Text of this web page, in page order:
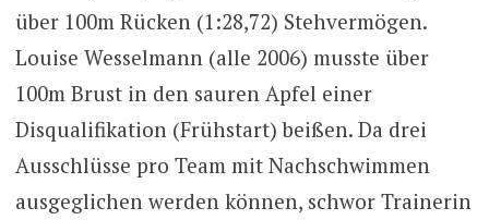
über 100m Rücken (1:28,72) Stehvermögen.
Louise Wesselmann (alle 2006) musste über
100m Brust in den sauren Apfel einer
Disqualifikation (Frühstart) beißen. Da drei
Ausschlüsse pro Team mit Nachschwimmen
ausgeglichen werden können, schwor Trainerin